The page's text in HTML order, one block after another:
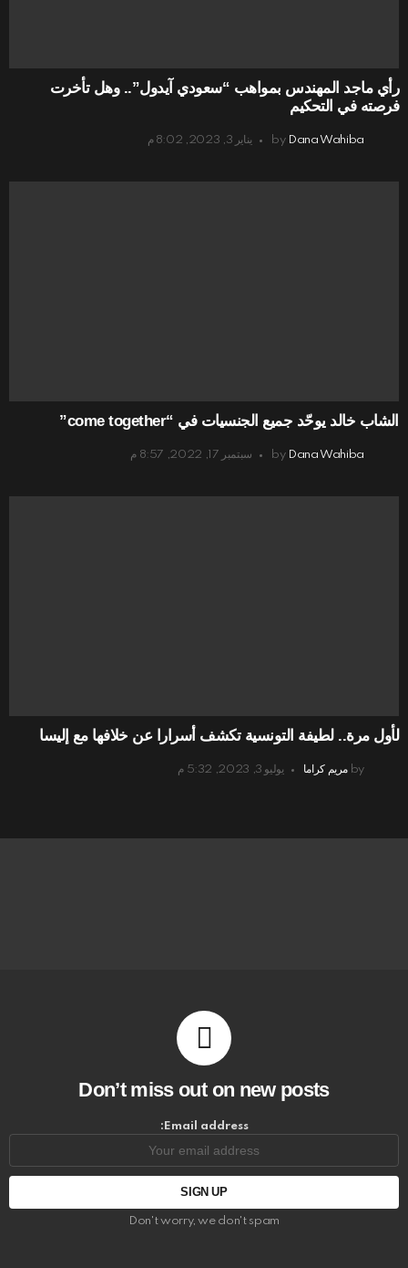
رأي ماجد المهندس بمواهب “سعودي آيدول”.. وهل تأخرت
فرصته في التحكيم
by Dana Wahiba يناير 3, 2023, 8:02 م
الشاب خالد يوحّد جميع الجنسيات في “come together”
by Dana Wahiba سبتمبر 17, 2022, 8:57 م
لأول مرة.. لطيفة التونسية تكشف أسرارا عن خلافها مع إليسا
by مريم كراما يوليو 3, 2023, 5:32 م
Don’t miss out on new posts
Email address:
Don't worry, we don't spam